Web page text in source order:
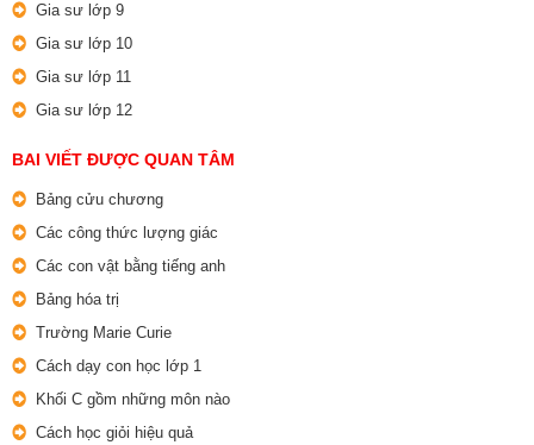
Gia sư lớp 9
Gia sư lớp 10
Gia sư lớp 11
Gia sư lớp 12
BAI VIẾT ĐƯỢC QUAN TÂM
Bảng cửu chương
Các công thức lượng giác
Các con vật bằng tiếng anh
Bảng hóa trị
Trường Marie Curie
Cách dạy con học lớp 1
Khối C gồm những môn nào
Cách học giỏi hiệu quả